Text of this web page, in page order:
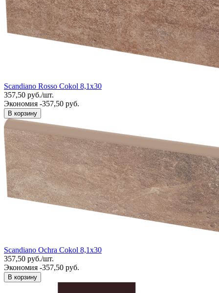
Scandiano Rosso Cokol 8,1x30
357,50 руб./шт.
Экономия -357,50 руб.
В корзину
Scandiano Ochra Cokol 8,1x30
357,50 руб./шт.
Экономия -357,50 руб.
В корзину